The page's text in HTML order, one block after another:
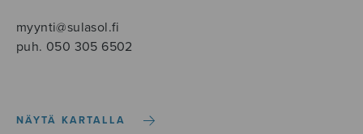
myynti@sulasol.fi
puh. 050 305 6502
NÄYTÄ KARTALLA